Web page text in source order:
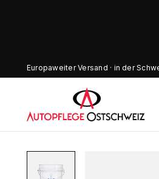
Europaweiter Versand · in der